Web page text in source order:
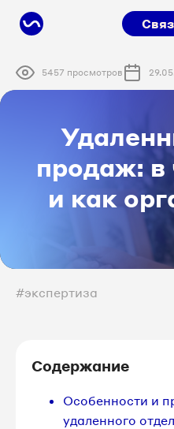
5457 просмотров
продаж:
и как
#экспертиза
Содержание
Особенности и
удаленного